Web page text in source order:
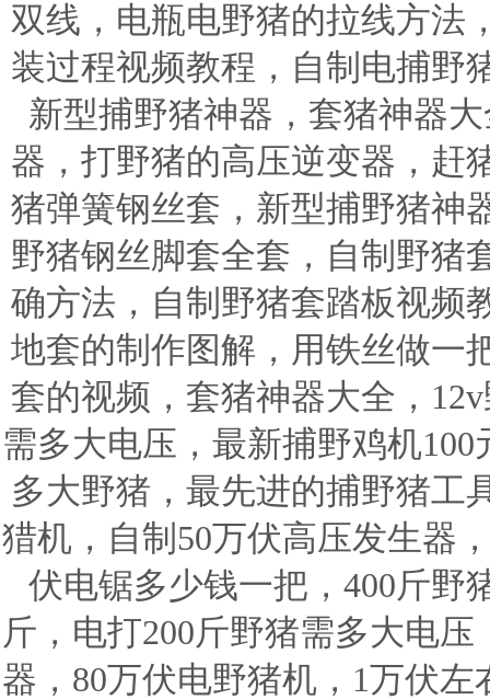
双线，电瓶电野猪的拉线方法
装过程视频教程，自制电捕野
新型捕野猪神器，套猪神器
器，打野猪的高压逆变器，赶
猪弹簧钢丝套，新型捕野猪神
野猪钢丝脚套全套，自制野猪
确方法，自制野猪套踏板视频
地套的制作图解，用铁丝做一
套的视频，套猪神器大全，
需多大电压，最新捕野鸡机
多大野猪，最先进的捕野猪工
猎机，自制50万伏高压发生器
伏电锯多少钱一把，400斤野
斤，电打200斤野猪需多大电
器，80万伏电野猪机，1万伏